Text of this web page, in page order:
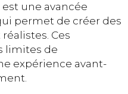
est une avancée
permet de créer des
réalistes. Ces
limites de
expérience avant-